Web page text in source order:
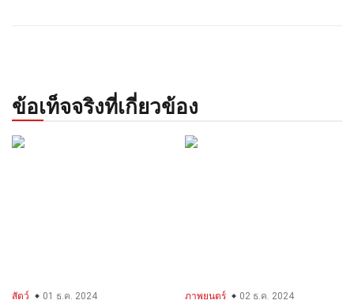
ข้อเท็จจริงที่เกี่ยวข้อง
สัตว์ 01 ธ.ค. 2024 ภาพยนตร์ 02 ธ.ค. 2024